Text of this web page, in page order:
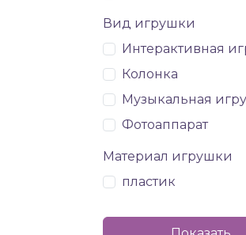
Вид игрушки
Интерактивная
Колонка
Музыкальная
Фотоаппарат
Материал игрушки
пластик